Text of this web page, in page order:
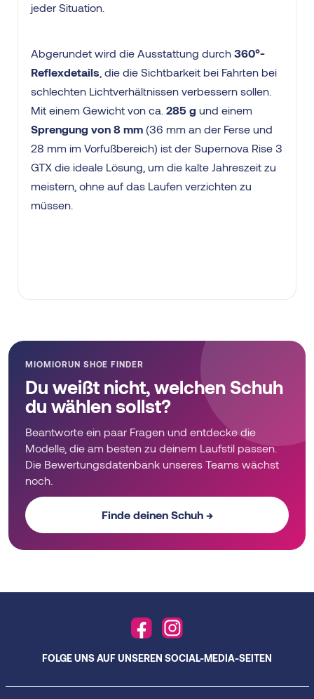
jeder Situation.
Abgerundet wird die Ausstattung durch 360°-
Reflexdetails , die die Sichtbarkeit bei Fahrten bei
schlechten Lichtverhältnissen verbessern sollen.
Mit einem Gewicht von ca. 285 g und einem
Sprengung von 8 mm (36 mm an der Ferse und
28 mm im Vorfußbereich) ist der Supernova Rise 3
GTX die ideale Lösung, um die kalte Jahreszeit zu
meistern, ohne auf das Laufen verzichten zu
müssen.
MIOMIORUN SHOE FINDER
Du weißt nicht, welchen Schuh
du wählen sollst?
Beantworte ein paar Fragen und entdecke die
Modelle, die am besten zu deinem Laufstil passen.
Die Bewertungsdatenbank unseres Teams wächst
noch.
Finde deinen Schuh →
FOLGE UNS AUF UNSEREN SOCIAL-MEDIA-SEITEN